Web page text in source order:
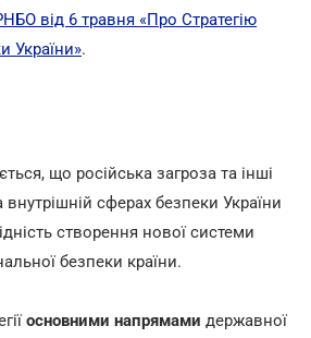
від 6 травня «Про Стратегію
України».
що російська загроза та інші
сферах безпеки України
створення нової системи
безпеки країни.
основними напрямами державної